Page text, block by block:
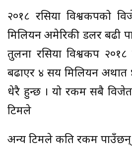
२०१८ रसिया विश्वकपको
मिलियन अमेरिकी डलर बढी
तुलना रसिया विश्वकप
बढाएर ४ सय मिलियन
धेरै हुन्छ । यो रकम सबै
टिमले
अन्य टिमले कति रकम